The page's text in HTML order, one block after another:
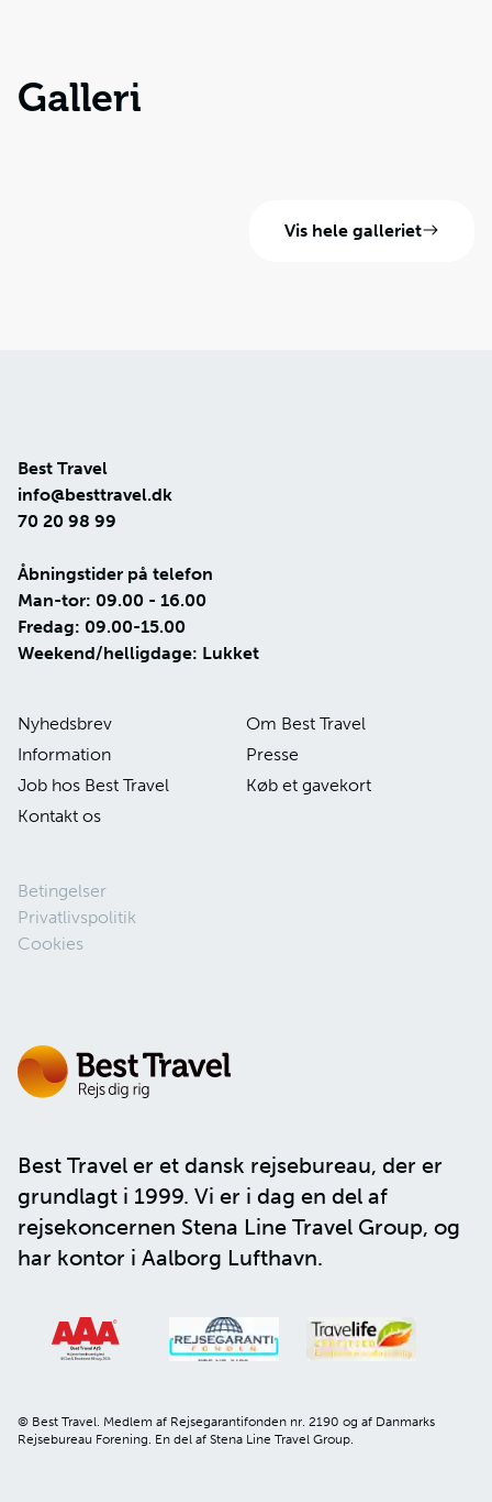
Galleri
Vis hele galleriet
Best Travel er et dansk rejsebureau, der er
grundlagt i 1999. Vi er i dag en del af
rejsekoncernen Stena Line Travel Group, og
har kontor i Aalborg Lufthavn.
© Best Travel. Medlem af Rejsegarantifonden nr. 2190 og af Danmarks
Rejsebureau Forening. En del af Stena Line Travel Group.
Best Travel
info@besttravel.dk
70 20 98 99
Åbningstider på telefon
Man-tor: 09.00 - 16.00
Fredag: 09.00-15.00
Weekend/helligdage: Lukket
Nyhedsbrev
Om Best Travel
Information
Presse
Job hos Best Travel
Køb et gavekort
Kontakt os
Betingelser
Privatlivspolitik
Cookies